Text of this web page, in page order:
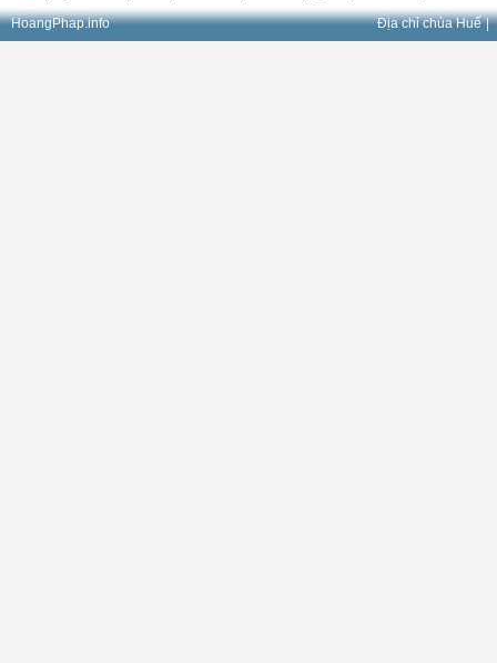
HoangPhap.info Địa chỉ chùa Huế |